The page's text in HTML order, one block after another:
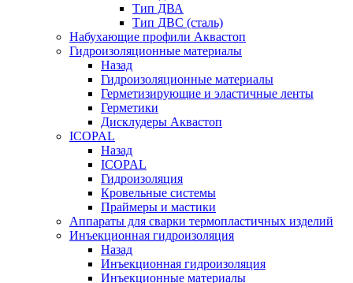
Тип ДВА
Тип ДВС (сталь)
Набухающие профили Аквастоп
Гидроизоляционные материалы
Назад
Гидроизоляционные материалы
Герметизирующие и эластичные ленты
Герметики
Дисклудеры Аквастоп
ICOPAL
Назад
ICOPAL
Гидроизоляция
Кровельные системы
Праймеры и мастики
Аппараты для сварки термопластичных изделий
Инъекционная гидроизоляция
Назад
Инъекционная гидроизоляция
Инъекционные материалы